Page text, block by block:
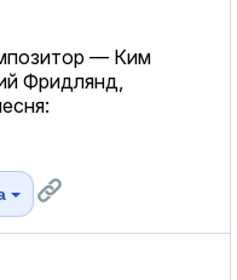
— Ким
Фридлянд,